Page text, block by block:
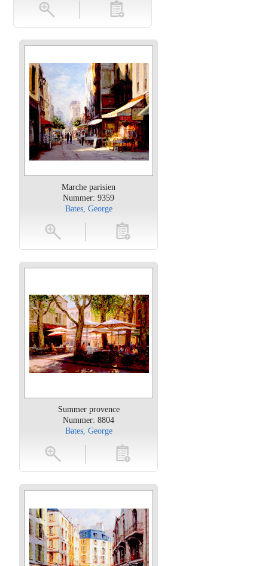
toevoegen
Marche parisien
Nummer: 9359
Bates, George
toevoegen
Summer provence
Nummer: 8804
Bates, George
toevoegen